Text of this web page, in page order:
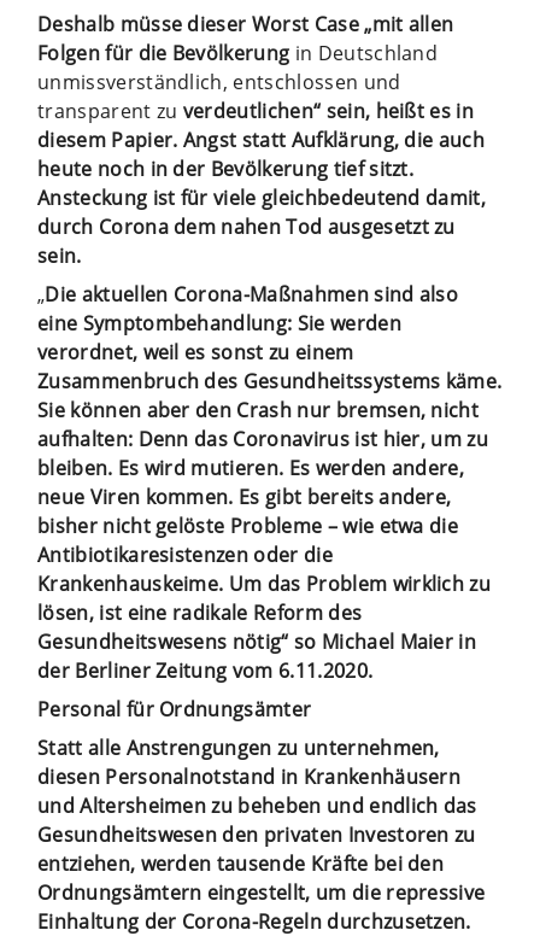
Deshalb müsse dieser Worst Case „mit allen
Folgen für die Bevölkerung in Deutschland
unmissverständlich, entschlossen und
transparent zu verdeutlichen“ sein, heißt es in
diesem Papier. Angst statt Aufklärung, die auch
heute noch in der Bevölkerung tief sitzt.
Ansteckung ist für viele gleichbedeutend damit,
durch Corona dem nahen Tod ausgesetzt zu
sein.
„Die aktuellen Corona-Maßnahmen sind also
eine Symptombehandlung: Sie werden
verordnet, weil es sonst zu einem
Zusammenbruch des Gesundheitssystems käme.
Sie können aber den Crash nur bremsen, nicht
aufhalten: Denn das Coronavirus ist hier, um zu
bleiben. Es wird mutieren. Es werden andere,
neue Viren kommen. Es gibt bereits andere,
bisher nicht gelöste Probleme – wie etwa die
Antibiotikaresistenzen oder die
Krankenhauskeime. Um das Problem wirklich zu
lösen, ist eine radikale Reform des
Gesundheitswesens nötig“ so Michael Maier in
der Berliner Zeitung vom 6.11.2020.
Personal für Ordnungsämter
Statt alle Anstrengungen zu unternehmen,
diesen Personalnotstand in Krankenhäusern
und Altersheimen zu beheben und endlich das
Gesundheitswesen den privaten Investoren zu
entziehen, werden tausende Kräfte bei den
Ordnungsämtern eingestellt, um die repressive
Einhaltung der Corona-Regeln durchzusetzen.